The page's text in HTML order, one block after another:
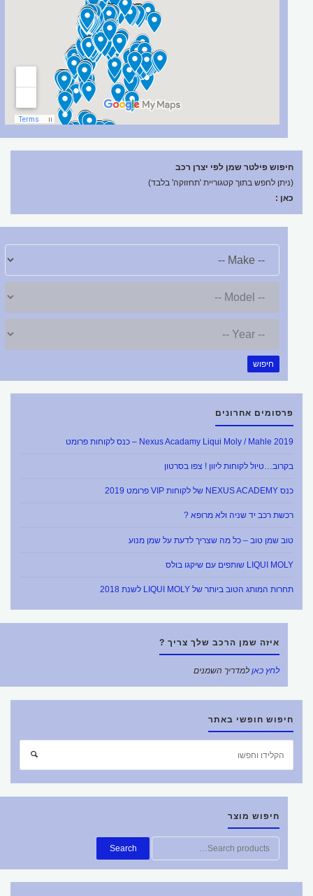
חיפוש פילטר שמן לפי יצרן רכב
(ניתן לחפש בתוך קטגוריית 'תחזוקה' בלבד)
כאן :
חיפוש
פרסומים אחרונים
Nexus Acadamy Liqui Moly / Mahle 2019 – כנס לקוחות פרומט
בקרוב…טיול לקוחות ליוון ! צפו בסרטון
כנס NEXUS ACADEMY של לקוחות VIP פרומט 2019
רכשת רכב יד שניה ולא מרופא ?
טוב שמן טוב – כל מה שצריך לדעת על שמן מנוע
LIQUI MOLY שותפים עם שיקגו בולס
תחרות המותג הטוב ביותר של LIQUI MOLY לשנת 2018
איזה שמן הרכב שלך צריך ?
לחץ כאןלמדריך השמנים
חיפוש חופשי באתר
חיפוש
חיפוש מוצר
חפש
את:
Search